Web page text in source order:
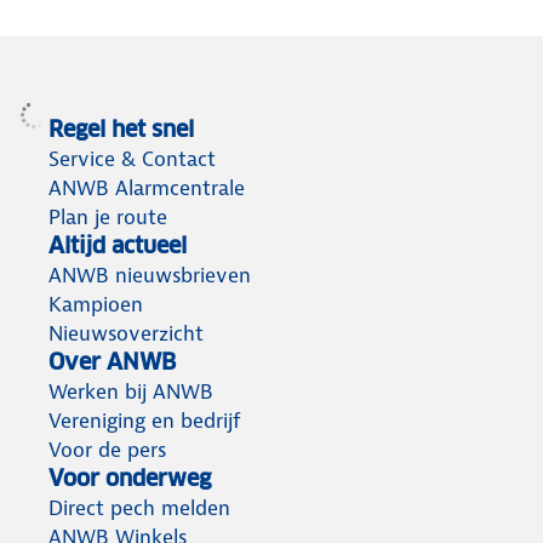
Regel het snel
Service & Contact
ANWB Alarmcentrale
Plan je route
Altijd actueel
ANWB nieuwsbrieven
Kampioen
Nieuwsoverzicht
Over ANWB
Werken bij ANWB
Vereniging en bedrijf
Voor de pers
Voor onderweg
Direct pech melden
ANWB Winkels